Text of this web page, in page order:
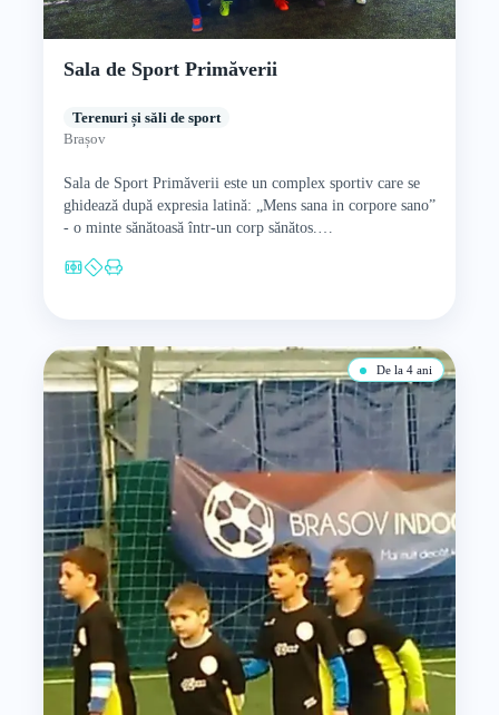
Sala de Sport Primăverii
Terenuri și săli de sport
Brașov
Sala de Sport Primăverii este un complex sportiv care se
ghidează după expresia latină: „Mens sana in corpore sano”
- o minte sănătoasă într‑un corp sănătos.…
De la 4 ani